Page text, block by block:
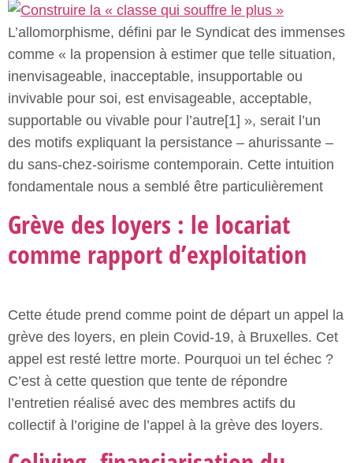
L’allomorphisme, défini par le Syndicat des immenses
comme « la propension à estimer que telle situation,
inenvisageable, inacceptable, insupportable ou
invivable pour soi, est envisageable, acceptable,
supportable ou vivable pour l’autre[1] », serait l’un
des motifs expliquant la persistance – ahurissante –
du sans-chez-soirisme contemporain. Cette intuition
fondamentale nous a semblé être particulièrement
Grève des loyers : le locariat
comme rapport d’exploitation
Cette étude prend comme point de départ un appel la
grève des loyers, en plein Covid-19, à Bruxelles. Cet
appel est resté lettre morte. Pourquoi un tel échec ?
C’est à cette question que tente de répondre
l’entretien réalisé avec des membres actifs du
collectif à l’origine de l’appel à la grève des loyers.